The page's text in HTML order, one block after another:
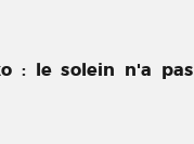
: le solein n'a pas